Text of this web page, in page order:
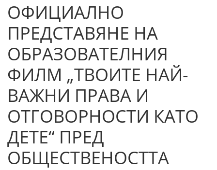
ОФИЦИАЛНО
ПРЕДСТАВЯНЕ НА
ОБРАЗОВАТЕЛНИЯ
ФИЛМ „ТВОИТЕ НАЙ-
ВАЖНИ ПРАВА И
ОТГОВОРНОСТИ КАТО
ДЕТЕ“ ПРЕД
ОБЩЕСТВЕНОСТТА